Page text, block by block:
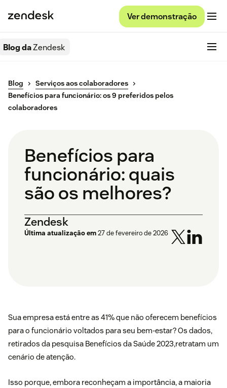
Ver demonstração
Blog daZendesk
Blog
Serviços aos colaboradores
Benefícios para funcionário: os 9 preferidos pelos
colaboradores
Benefícios para
funcionário: quais
são os melhores?
Zendesk
Última atualização em27 de fevereiro de 2026
Sua empresa está entre as 41% que não oferecem benefícios
para o funcionário voltados para seu bem-estar? Os dados,
retirados da pesquisa Benefícios da Saúde 2023,retratam um
cenário de atenção.
Isso porque, embora reconheçam a importância, a maioria